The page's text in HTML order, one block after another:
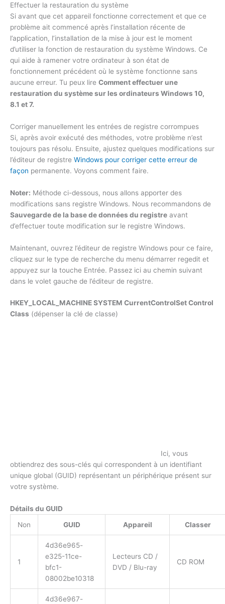
Effectuer la restauration du système
Si avant que cet appareil fonctionne correctement et que ce
problème ait commencé après l’installation récente de
l’application, l’installation de la mise à jour est le moment
d’utiliser la fonction de restauration du système Windows. Ce
qui aide à ramener votre ordinateur à son état de
fonctionnement précédent où le système fonctionne sans
aucune erreur. Tu peux lire Comment effectuer une
restauration du système sur les ordinateurs Windows 10,
8.1 et 7.
Corriger manuellement les entrées de registre corrompues
Si, après avoir exécuté des méthodes, votre problème n’est
toujours pas résolu. Ensuite, ajustez quelques modifications sur
l’éditeur de registre Windows pour corriger cette erreur de
façon permanente. Voyons comment faire.
Noter: Méthode ci-dessous, nous allons apporter des
modifications sans registre Windows. Nous recommandons de
Sauvegarde de la base de données du registre avant
d’effectuer toute modification sur le registre Windows.
Maintenant, ouvrez l’éditeur de registre Windows pour ce faire,
cliquez sur le type de recherche du menu démarrer regedit et
appuyez sur la touche Entrée. Passez ici au chemin suivant
dans le volet gauche de l’éditeur de registre.
HKEY_LOCAL_MACHINE SYSTEM CurrentControlSet Control
Class (dépenser la clé de classe)
Ici, vous
obtiendrez des sous-clés qui correspondent à un identifiant
unique global (GUID) représentant un périphérique présent sur
votre système.
Détails du GUID
Non
GUID Appareil Classer
1
4d36e965-
e325-11ce-
bfc1-
08002be10318
Lecteurs CD /
DVD / Blu-ray
CD ROM
4d36e967-